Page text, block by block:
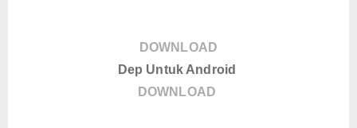
DOWNLOAD
Dep Untuk Android
DOWNLOAD